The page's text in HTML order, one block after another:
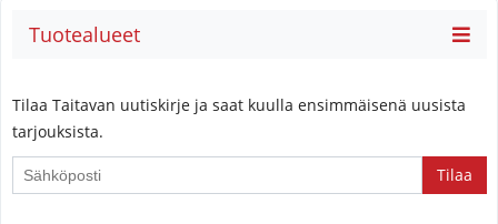
Tuotealueet
Tilaa Taitavan uutiskirje ja saat kuulla ensimmäisenä uusista
tarjouksista.
you